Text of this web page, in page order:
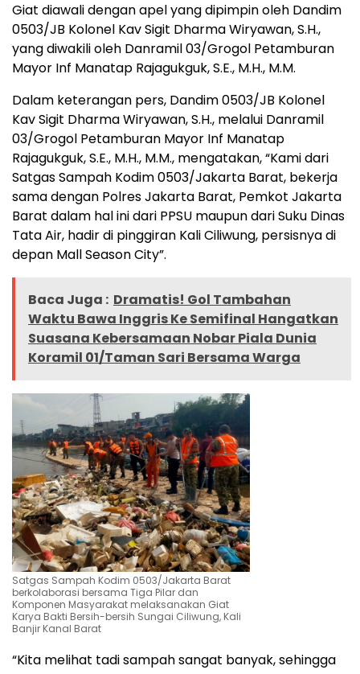
Giat diawali dengan apel yang dipimpin oleh Dandim
0503/JB Kolonel Kav Sigit Dharma Wiryawan, S.H.,
yang diwakili oleh Danramil 03/Grogol Petamburan
Mayor Inf Manatap Rajagukguk, S.E., M.H., M.M.
Dalam keterangan pers, Dandim 0503/JB Kolonel
Kav Sigit Dharma Wiryawan, S.H., melalui Danramil
03/Grogol Petamburan Mayor Inf Manatap
Rajagukguk, S.E., M.H., M.M., mengatakan, “Kami dari
Satgas Sampah Kodim 0503/Jakarta Barat, bekerja
sama dengan Polres Jakarta Barat, Pemkot Jakarta
Barat dalam hal ini dari PPSU maupun dari Suku Dinas
Tata Air, hadir di pinggiran Kali Ciliwung, persisnya di
depan Mall Season City”.
Baca Juga : Dramatis! Gol Tambahan
Waktu Bawa Inggris Ke Semifinal Hangatkan
Suasana Kebersamaan Nobar Piala Dunia
Koramil 01/Taman Sari Bersama Warga
Satgas Sampah Kodim 0503/Jakarta Barat
berkolaborasi bersama Tiga Pilar dan
Komponen Masyarakat melaksanakan Giat
Karya Bakti Bersih-bersih Sungai Ciliwung, Kali
Banjir Kanal Barat
“Kita melihat tadi sampah sangat banyak, sehingga